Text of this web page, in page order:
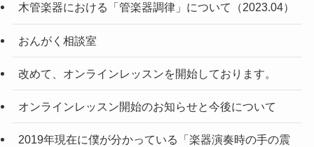
木管楽器における「管楽器調律」について（2023.04）
おんがく相談室
改めて、オンラインレッスンを開始しております。
オンラインレッスン開始のお知らせと今後について
2019年現在に僕が分かっている「楽器演奏時の手の震